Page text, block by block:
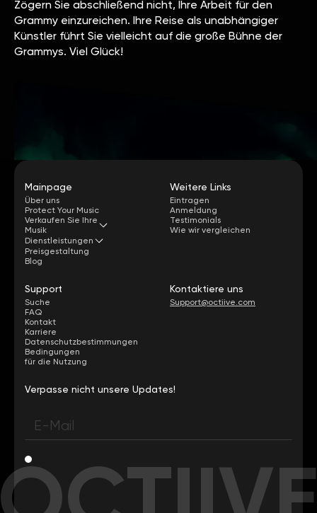
Zögern Sie abschließend nicht, Ihre Arbeit für den
Grammy einzureichen. Ihre Reise als unabhängiger
Künstler führt Sie vielleicht auf die große Bühne der
Grammys. Viel Glück!
Mainpage
Über uns
Protect Your Music
Verkaufen Sie Ihre
Musik
Dienstleistungen
Preisgestaltung
Blog
Weitere Links
Eintragen
Anmeldung
Testimonials
Wie wir vergleichen
Support
Suche
FAQ
Kontakt
Karriere
Datenschutzbestimmungen
Bedingungen
für die Nutzung
Kontaktiere uns
Support@octiive.com
Verpasse nicht unsere Updates!